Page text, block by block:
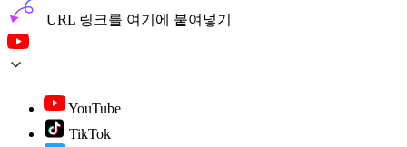
URL 링크를 여기에 붙여넣기
YouTube
TikTok